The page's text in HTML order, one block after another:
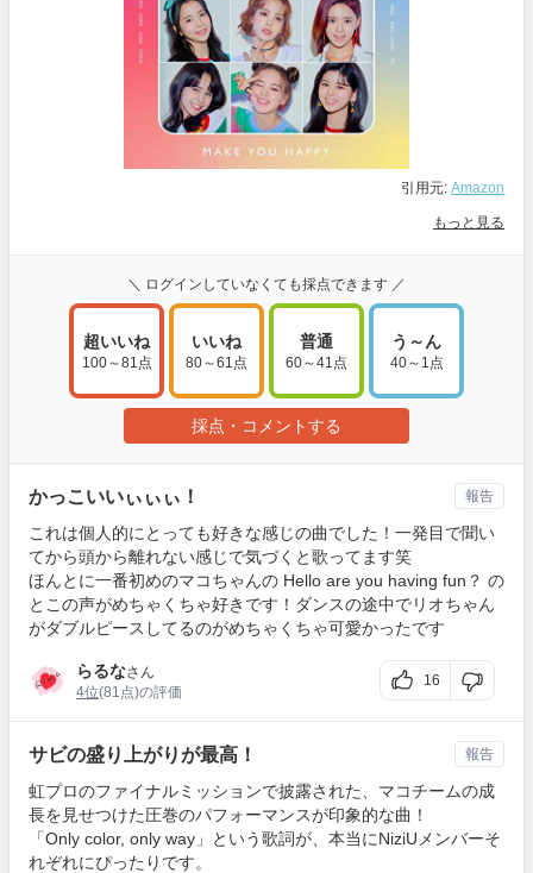
引用元: Amazon
もっと見る
＼ ログインしていなくても採点できます ／
超いいね
100～81点
いいね
80～61点
普通
60～41点
う～ん
40～1点
採点・コメントする
かっこいいぃぃぃ！
これは個人的にとっても好きな感じの曲でした！一発目で聞い
てから頭から離れない感じで気づくと歌ってます笑
ほんとに一番初めのマコちゃんの Hello are you having fun？ の
とこの声がめちゃくちゃ好きです！ダンスの途中でリオちゃん
がダブルピースしてるのがめちゃくちゃ可愛かったです
らるなさん
4位(81点)の評価
16
報告
サビの盛り上がりが最高！
虹プロのファイナルミッションで披露された、マコチームの成
長を見せつけた圧巻のパフォーマンスが印象的な曲！
「Only color, only way」という歌詞が、本当にNiziUメンバーそ
れぞれにぴったりです。
報告